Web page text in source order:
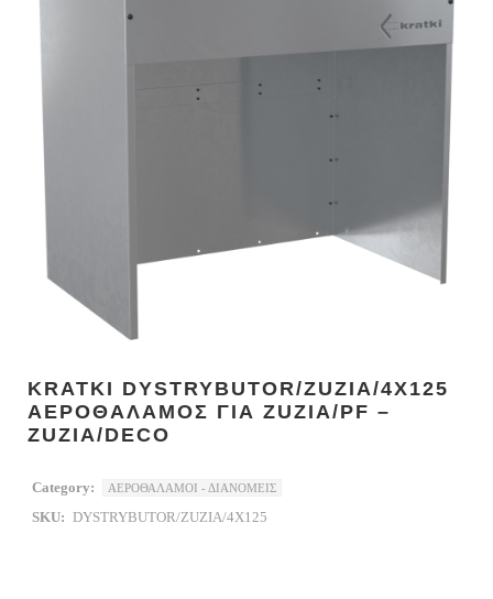
KRATKI DYSTRYBUTOR/ZUZIA/4X125
ΑΕΡΟΘΑΛΑΜΟΣ ΓΙΑ ZUZIA/PF –
ZUZIA/DECO
Category: ΑΕΡΟΘΑΛΑΜΟΙ - ΔΙΑΝΟΜΕΙΣ
SKU: DYSTRYBUTOR/ZUZIA/4X125